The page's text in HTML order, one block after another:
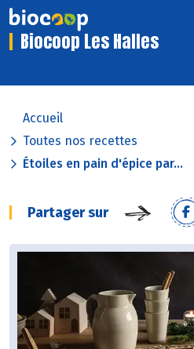
Biocoop Les Halles
Accueil
Toutes nos recettes
Étoiles en pain d'épice par...
Partager sur